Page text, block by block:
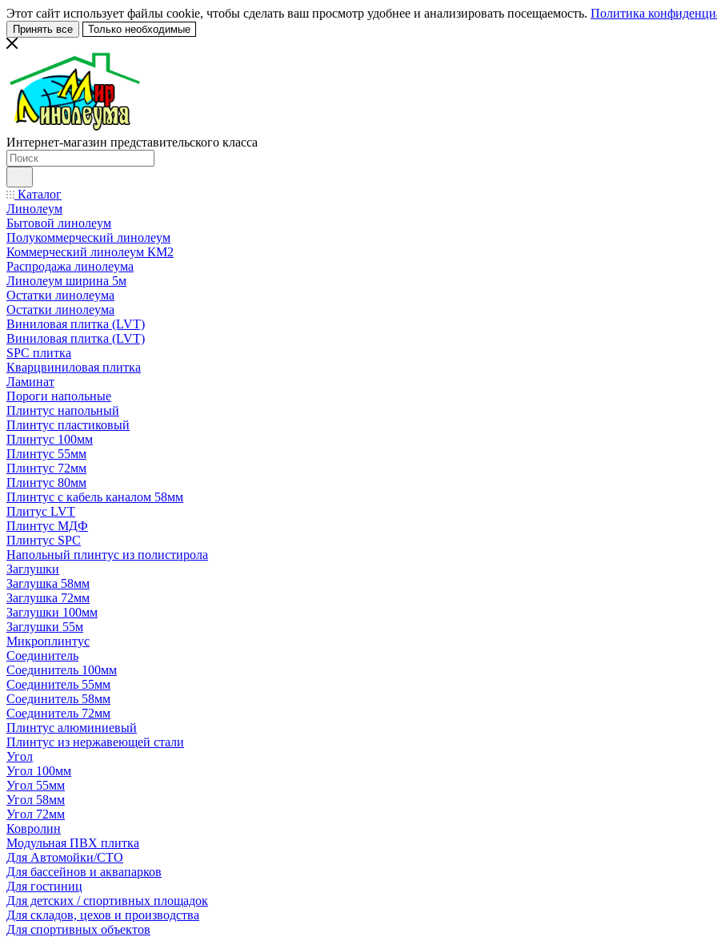
Этот сайт использует файлы cookie, чтобы сделать ваш просмотр удобнее и анализировать посещаемость. Политика
Принять все Только необходимые
Интернет-магазин представительского класса
Каталог
Линолеум
Бытовой линолеум
Полукоммерческий линолеум
Коммерческий линолеум КМ2
Распродажа линолеума
Линолеум ширина 5м
Остатки линолеума
Остатки линолеума
Виниловая плитка (LVT)
Виниловая плитка (LVT)
SPC плитка
Кварцвиниловая плитка
Ламинат
Пороги напольные
Плинтус напольный
Плинтус пластиковый
Плинтус 100мм
Плинтус 55мм
Плинтус 72мм
Плинтус 80мм
Плинтус с кабель каналом 58мм
Плитус LVT
Плинтус МДФ
Плинтус SPC
Напольный плинтус из полистирола
Заглушки
Заглушка 58мм
Заглушка 72мм
Заглушки 100мм
Заглушки 55м
Микроплинтус
Соединитель
Соединитель 100мм
Соединитель 55мм
Соединитель 58мм
Соединитель 72мм
Плинтус алюминиевый
Плинтус из нержавеющей стали
Угол
Угол 100мм
Угол 55мм
Угол 58мм
Угол 72мм
Ковролин
Модульная ПВХ плитка
Для Автомойки/СТО
Для бассейнов и аквапарков
Для гостиниц
Для детских / спортивных площадок
Для складов, цехов и производства
Для спортивных объектов